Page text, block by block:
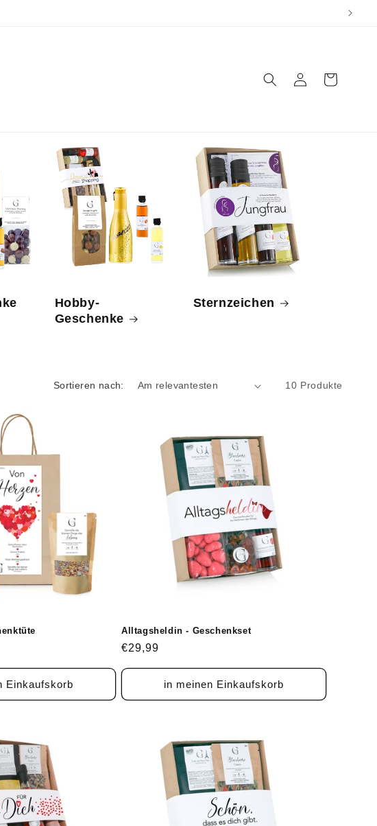
EinloggenWarenkorb
Hobby-
Geschenke
Sternzeichen
Sortieren nach: 10 Produkte
Einkaufskorb
Alltagsheldin - Geschenkset
Normaler
€29,99
in meinen Einkaufskorb